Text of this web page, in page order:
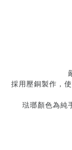
採用壓銅製作，
琺瑯顏色為純